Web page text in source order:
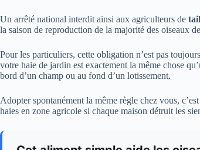
Un arrêté national interdit ainsi aux agriculteurs de
la saison de reproduction de la majorité des oiseaux
Pour les particuliers, cette obligation n’est pas
votre haie de jardin est exactement la même chose
bord d’un champ ou au fond d’un lotissement.
Adopter spontanément la même règle chez vous,
haies en zone agricole si chaque maison détruit les